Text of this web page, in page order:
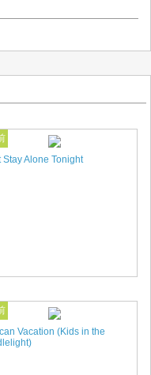
Stay Alone Tonight
Vacation (Kids in the